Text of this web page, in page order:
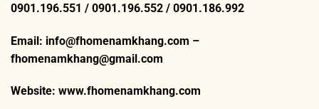
0901.196.551 / 0901.196.552 / 0901.186.992
Email: info@fhomenamkhang.com –
fhomenamkhang@gmail.com
Website: www.fhomenamkhang.com